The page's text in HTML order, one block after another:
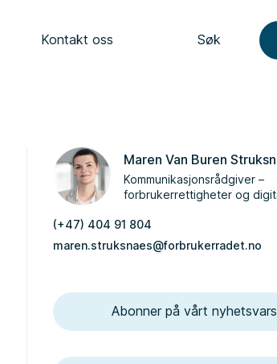
Kontakt oss Søk
Maren Van Buren
Kommunikasjonsrådgiver –
forbrukerrettigheter og
(+47) 404 91 804
maren.struksnaes@forbrukerradet.no
Abonner på vårt